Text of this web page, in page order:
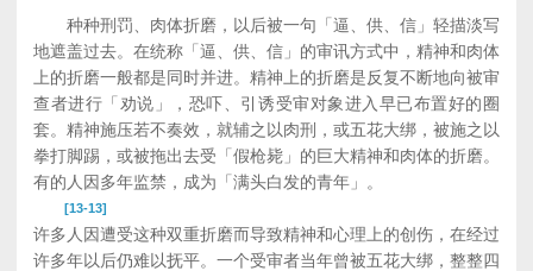
种种刑罚、肉体折磨，以后被一句「逼、供、信」轻描淡写
地遮盖过去。在统称「逼、供、信」的审讯方式中，精神和肉体
上的折磨一般都是同时并进。精神上的折磨是反复不断地向被审
查者进行「劝说」，恐吓、引诱受审对象进入早已布置好的圈
套。精神施压若不奏效，就辅之以肉刑，或五花大绑，被施之以
拳打脚踢，或被拖出去受「假枪毙」的巨大精神和肉体的折磨。
有的人因多年监禁，成为「满头白发的青年」。
[13-13]
许多人因遭受这种双重折磨而导致精神和心理上的创伤，在经过
许多年以后仍难以抚平。一个受审者当年曾被五花大绑，整整四